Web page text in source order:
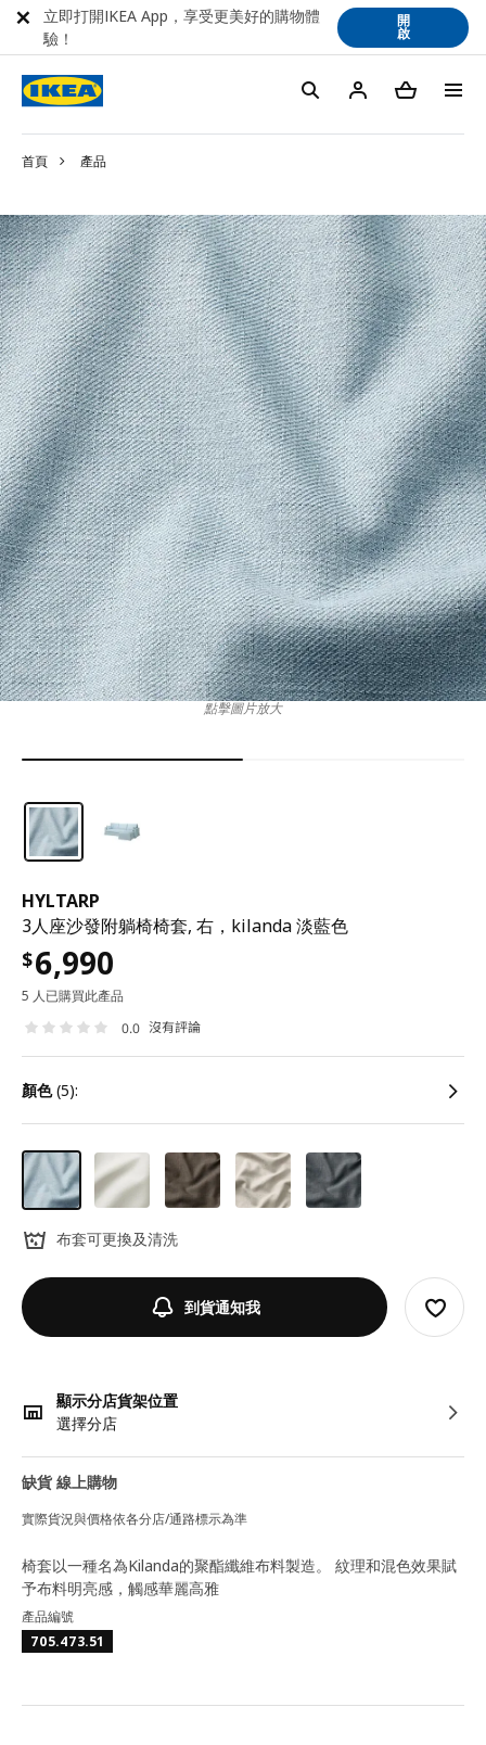
首頁 產品
HYLTARP
3人座沙發附躺椅椅套, 右，kilanda 淡藍色
$6,990
5 人已購買此產品
0.0 沒有評論
顏色(5):
布套可更換及清洗
到貨通知我
顯示分店貨架位置
選擇分店
缺貨 線上購物
實際貨況與價格依各分店/通路標示為準
點擊圖片放大
椅套以一種名為Kilanda的聚酯纖維布料製造。 紋理和混色效果賦
予布料明亮感，觸感華麗高雅
產品編號
705.473.51
立即打開IKEA App，享受更美好的購物體
驗！
開
啟